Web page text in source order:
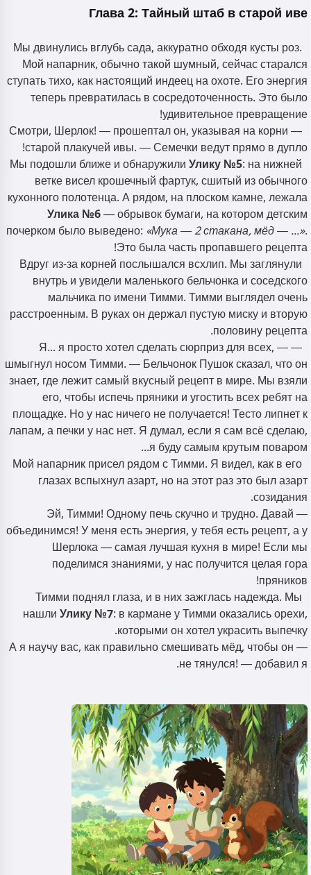
Глава 2: Тайный штаб в старой иве
Мы двинулись вглубь сада, аккуратно обходя кусты роз.
Мой напарник, обычно такой шумный, сейчас старался
ступать тихо, как настоящий индеец на охоте. Его энергия
теперь превратилась в сосредоточенность. Это было
удивительное превращение!
— Смотри, Шерлок! — прошептал он, указывая на корни
старой плакучей ивы. — Семечки ведут прямо в дупло!
Мы подошли ближе и обнаружилиУлику №5: на нижней
ветке висел крошечный фартук, сшитый из обычного
кухонного полотенца. А рядом, на плоском камне, лежала
Улика №6— обрывок бумаги, на котором детским
почерком было выведено:«Мука — 2 стакана, мёд — ...».
Это была часть пропавшего рецепта!
Вдруг из-за корней послышался всхлип. Мы заглянули
внутрь и увидели маленького бельчонка и соседского
мальчика по имени Тимми. Тимми выглядел очень
расстроенным. В руках он держал пустую миску и вторую
половину рецепта.
— Я... я просто хотел сделать сюрприз для всех, —
шмыгнул носом Тимми. — Бельчонок Пушок сказал, что он
знает, где лежит самый вкусный рецепт в мире. Мы взяли
его, чтобы испечь пряники и угостить всех ребят на
площадке. Но у нас ничего не получается! Тесто липнет к
лапам, а печки у нас нет. Я думал, если я сам всё сделаю,
я буду самым крутым поваром...
Мой напарник присел рядом с Тимми. Я видел, как в его
глазах вспыхнул азарт, но на этот раз это был азарт
созидания.
— Эй, Тимми! Одному печь скучно и трудно. Давай
объединимся! У меня есть энергия, у тебя есть рецепт, а у
Шерлока — самая лучшая кухня в мире! Если мы
поделимся знаниями, у нас получится целая гора
пряников!
Тимми поднял глаза, и в них зажглась надежда. Мы
нашлиУлику №7: в кармане у Тимми оказались орехи,
которыми он хотел украсить выпечку.
— А я научу вас, как правильно смешивать мёд, чтобы он
не тянулся! — добавил я.